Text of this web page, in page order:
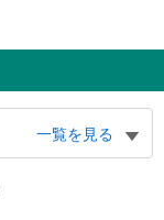
一覧を見る